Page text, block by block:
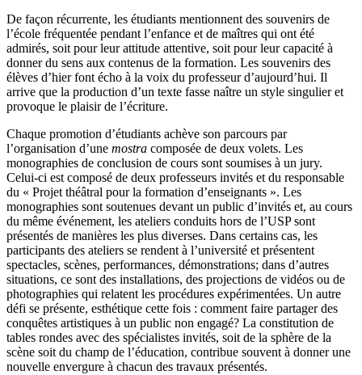
De façon récurrente, les étudiants mentionnent des souvenirs de
l’école fréquentée pendant l’enfance et de maîtres qui ont été
admirés, soit pour leur attitude attentive, soit pour leur capacité à
donner du sens aux contenus de la formation. Les souvenirs des
élèves d’hier font écho à la voix du professeur d’aujourd’hui. Il
arrive que la production d’un texte fasse naître un style singulier et
provoque le plaisir de l’écriture.
Chaque promotion d’étudiants achève son parcours par
l’organisation d’une mostra composée de deux volets. Les
monographies de conclusion de cours sont soumises à un jury.
Celui-ci est composé de deux professeurs invités et du responsable
du « Projet théâtral pour la formation d’enseignants ». Les
monographies sont soutenues devant un public d’invités et, au cours
du même événement, les ateliers conduits hors de l’USP sont
présentés de manières les plus diverses. Dans certains cas, les
participants des ateliers se rendent à l’université et présentent
spectacles, scènes, performances, démonstrations; dans d’autres
situations, ce sont des installations, des projections de vidéos ou de
photographies qui relatent les procédures expérimentées. Un autre
défi se présente, esthétique cette fois : comment faire partager des
conquêtes artistiques à un public non engagé? La constitution de
tables rondes avec des spécialistes invités, soit de la sphère de la
scène soit du champ de l’éducation, contribue souvent à donner une
nouvelle envergure à chacun des travaux présentés.